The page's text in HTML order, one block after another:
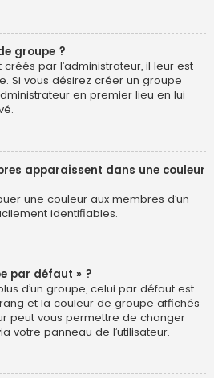
groupe ?
par l’administrateur, il leur est
Si vous désirez créer un groupe
en premier lieu en lui
apparaissent dans une couleur
une couleur aux membres d’un
identifiables.
par défaut » ?
d’un groupe, celui par défaut est
et la couleur de groupe affichés
peut vous permettre de changer
votre panneau de l’utilisateur.